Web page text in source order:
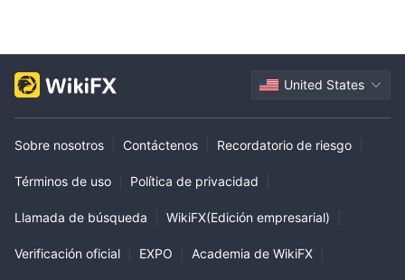
United States
Sobre nosotros Contáctenos Recordatorio de riesgo
Términos de uso Política de privacidad
Llamada de búsqueda WikiFX(Edición empresarial)
Verificación oficial EXPO Academia de WikiFX